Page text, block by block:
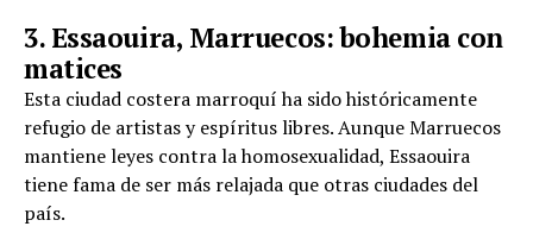
3. Essaouira, Marruecos: bohemia con
matices
Esta ciudad costera marroquí ha sido históricamente
refugio de artistas y espíritus libres. Aunque Marruecos
mantiene leyes contra la homosexualidad, Essaouira
tiene fama de ser más relajada que otras ciudades del
país.